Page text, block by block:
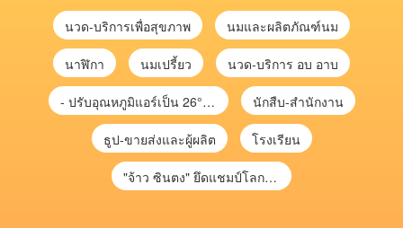
นวด-บริการเพื่อสุขภาพ นมและผลิตภัณฑ์นม
นาฬิกา นมเปรี้ยว นวด-บริการ อบ อาบ
- ปรับอุณหภูมิแอร์เป็น 26°C ช่วยลดไฟฟ้าได้ จะช่วยลดค่าไฟประมาณ 10% นักสืบ-สำนักงาน
ธูป-ขายส่งและผู้ผลิต โรงเรียน
"จ้าว ซินตง" ยึดแชมป์โลกสนุกเกอร์ จารึกประวัติศาสตร์คนแรกเอเชีย